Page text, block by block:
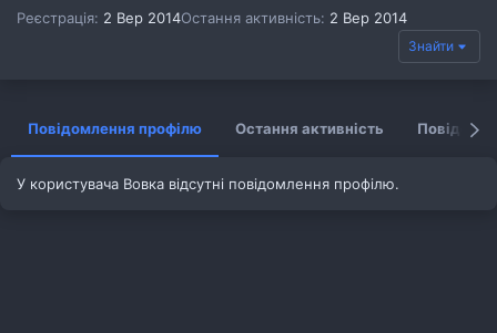
Реєстрація 2 Вер 2014Остання активність 2 Вер 2014
Знайти
Повідомлення профілю Остання активність
У користувача Вовка відсутні повідомлення профілю.